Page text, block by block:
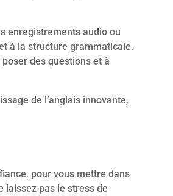
enregistrements audio ou
à la structure grammaticale.
des questions et à
de l’anglais innovante,
pour vous mettre dans
laissez pas le stress de